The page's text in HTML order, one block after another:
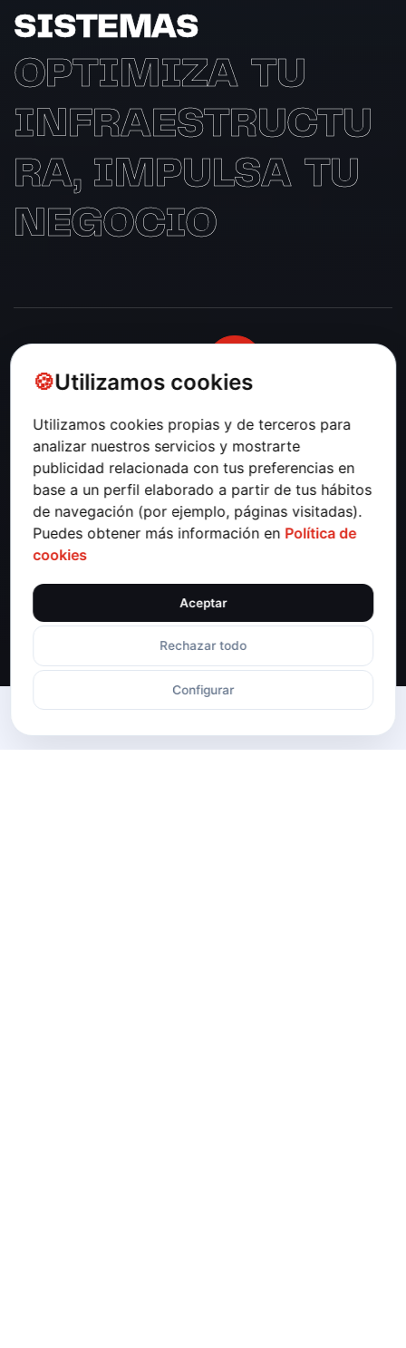
Utilizamos cookies
Utilizamos cookies propias y de terceros para
analizar nuestros servicios y mostrarte
publicidad relacionada con tus preferencias en
base a un perfil elaborado a partir de tus hábitos
de navegación (por ejemplo, páginas visitadas).
Puedes obtener más información en Política de
cookies
Aceptar
Rechazar todo
Configurar
SISTEMAS
OPTIMIZA TU
INFRAESTRUCTU
RA, IMPULSA TU
NEGOCIO
Detrás de cada empresa eficiente hay un
sistema tecnológico sólido, escalable y
bien gestionado. La consultoría de
sistemas es la clave para transformar tu
infraestructura TI en una ventaja
competitiva: analizamos, planificamos y
mejoramos tus entornos tecnológicos para
que trabajen con la máxima eficiencia,
seguridad y fiabilidad.